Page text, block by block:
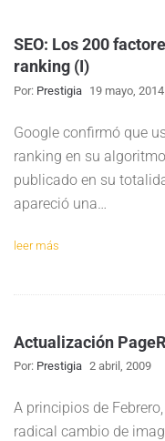
SEO: Los 200
ranking (I)
Por: Prestigia 19 mayo, 2014
Google confirmó que
ranking en su
publicado en su
apareció una…
leer más
Actualización
Por: Prestigia 2 abril, 2009
A principios de
radical cambio de